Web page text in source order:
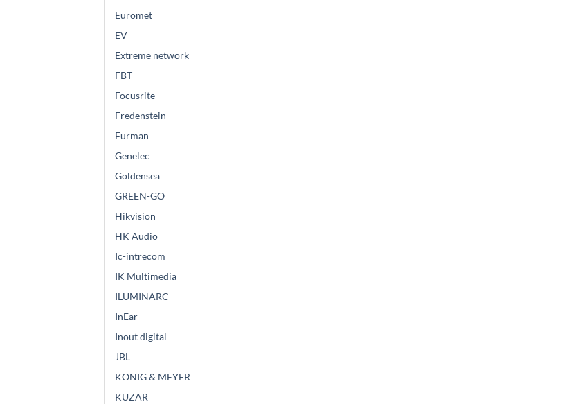
Euromet
EV
Extreme network
FBT
Focusrite
Fredenstein
Furman
Genelec
Goldensea
GREEN-GO
Hikvision
HK Audio
Ic-intrecom
IK Multimedia
ILUMINARC
InEar
Inout digital
JBL
KONIG & MEYER
KUZAR